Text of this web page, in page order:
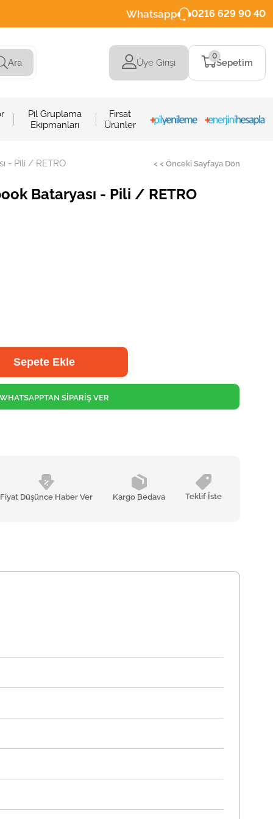
Whatsapp 0216 629 90 40
Ara Üye Girişi Sepetim
0
Pil Gruplama
Ekipmanları
Fırsat
Ürünler
- Pili / RETRO < < Önceki Sayfaya Dön
Bataryası - Pili / RETRO
Fiyat Düşünce Haber Ver Kargo Bedava Teklif İste
SİPARİŞ VER